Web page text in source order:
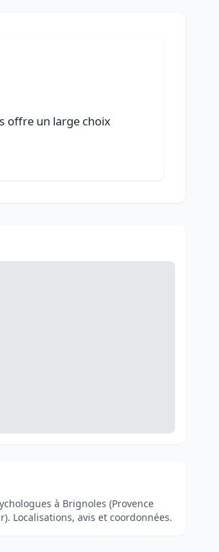
offre un large choix
à Brignoles (Provence
Localisations, avis et coordonnées.